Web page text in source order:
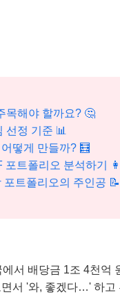
목해야 할까요? 🤔
선정 기준 📊
떻게 만들까? 🧮
포트폴리오 분석하기
트폴리오의 주인공 📝
서 배당금 1조 4천억
서 '와, 좋겠다…' 하